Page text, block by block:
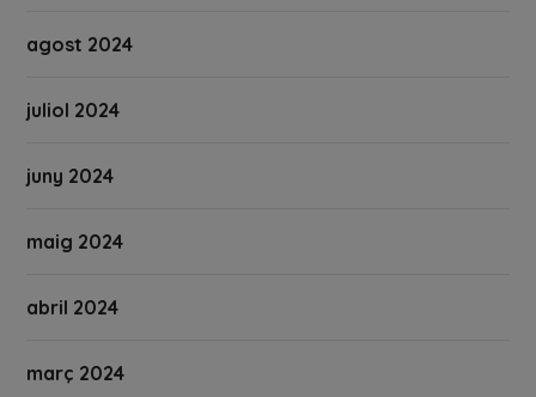
agost 2024
juliol 2024
juny 2024
maig 2024
abril 2024
març 2024